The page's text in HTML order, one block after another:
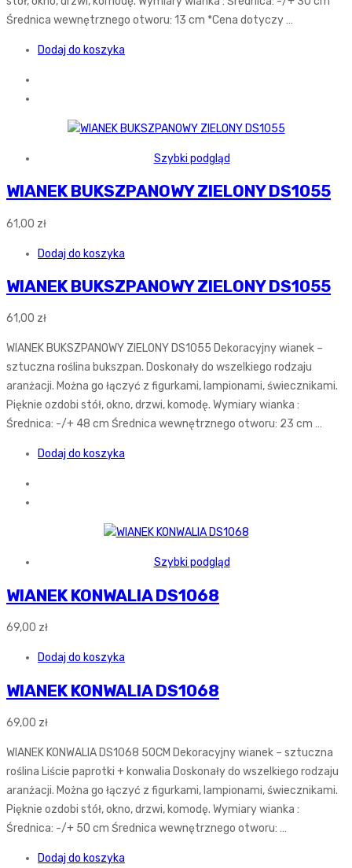
Średnica wewnętrznego otworu: 13 cm *Cena dotyczy …
Dodaj do koszyka
Szybki podgląd
WIANEK BUKSZPANOWY ZIELONY DS1055
61,00 zł
Dodaj do koszyka
WIANEK BUKSZPANOWY ZIELONY DS1055
61,00 zł
WIANEK BUKSZPANOWY ZIELONY DS1055 Dekoracyjny wianek –
sztuczna roślina bukszpan. Doskonały do wszelkiego rodzaju
aranżacji. Można go łączyć z figurkami, lampionami, świecznikami.
Pięknie ozdobi stół, okno, drzwi, komodę. Wymiary wianka :
Średnica: -/+ 48 cm Średnica wewnętrznego otworu: 23 cm …
Dodaj do koszyka
Szybki podgląd
WIANEK KONWALIA DS1068
69,00 zł
Dodaj do koszyka
WIANEK KONWALIA DS1068
69,00 zł
WIANEK KONWALIA DS1068 50CM Dekoracyjny wianek – sztuczna
roślina Liście paprotki + konwalia Doskonały do wszelkiego rodzaju
aranżacji. Można go łączyć z figurkami, lampionami, świecznikami.
Pięknie ozdobi stół, okno, drzwi, komodę. Wymiary wianka :
Średnica: -/+ 50 cm Średnica wewnętrznego otworu: …
Dodaj do koszyka